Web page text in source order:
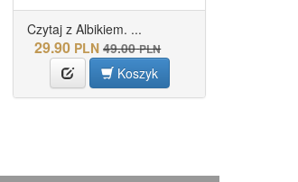
Czytaj z Albikiem. ...
29.90 PLN 49.00 PLN
Koszyk